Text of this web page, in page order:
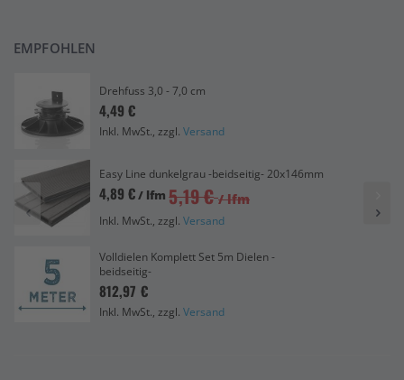
EMPFOHLEN
Drehfuss 3,0 - 7,0 cm
4,49 €
Inkl. MwSt., zzgl. Versand
Easy Line dunkelgrau -beidseitig- 20x146mm
4,89 €/ lfm 5,19 € / lfm
Inkl. MwSt., zzgl. Versand
Volldielen Komplett Set 5m Dielen -
beidseitig-
812,97 €
Inkl. MwSt., zzgl. Versand